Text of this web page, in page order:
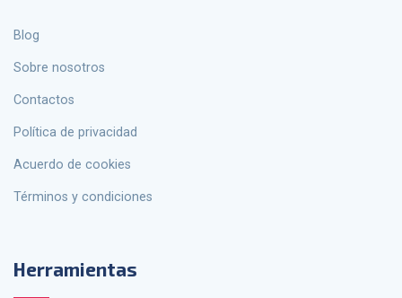
Blog
Sobre nosotros
Contactos
política de privacidad
Acuerdo de cookies
Términos y condiciones
Herramientas